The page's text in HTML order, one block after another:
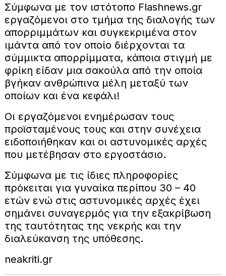
Σύμφωνα με τον ιστότοπο Flashnews.gr
εργαζόμενοι στο τμήμα της διαλογής των
απορριμμάτων και συγκεκριμένα στον
ιμάντα από τον οποίο διέρχονται τα
σύμμικτα απορρίμματα, κάποια στιγμή με
φρίκη είδαν μια σακούλα από την οποία
βγήκαν ανθρώπινα μέλη μεταξύ των
οποίων και ένα κεφάλι!
Οι εργαζόμενοι ενημέρωσαν τους
προϊσταμένους τους και στην συνέχεια
ειδοποιήθηκαν και οι αστυνομικές αρχές
που μετέβησαν στο εργοστάσιο.
Σύμφωνα με τις ίδιες πληροφορίες
πρόκειται για γυναίκα περίπου 30 – 40
ετών ενώ στις αστυνομικές αρχές έχει
σημάνει συναγερμός για την εξακρίβωση
της ταυτότητας της νεκρής και την
διαλεύκανση της υπόθεσης.
neakriti.gr